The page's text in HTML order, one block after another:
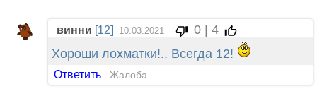
винни [12] 10.03.2021
0 | 4
Хороши лохматки!.. Всегда 12!
Ответить Жалоба